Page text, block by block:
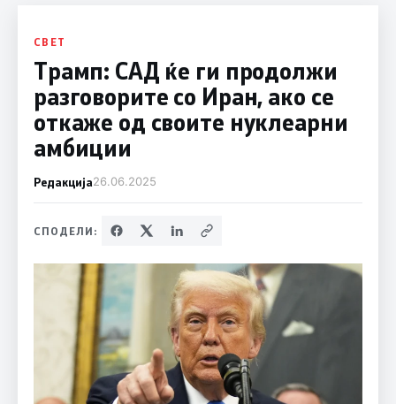
СВЕТ
Трамп: САД ќе ги продолжи
разговорите со Иран, ако се
откаже од своите нуклеарни
амбиции
Редакција26.06.2025
СПОДЕЛИ: